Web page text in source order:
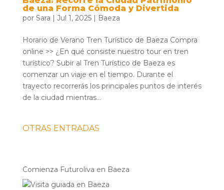
de una Forma Cómoda y Divertida
por Sara | Jul 1, 2025| Baeza
Horario de Verano Tren Turístico de Baeza Compra
online >> ¿En qué consiste nuestro tour en tren
turístico? Subir al Tren Turístico de Baeza es
comenzar un viaje en el tiempo. Durante el
trayecto recorrerás los principales puntos de interés
de la ciudad mientras...
OTRAS ENTRADAS
Comienza Futuroliva en Baeza